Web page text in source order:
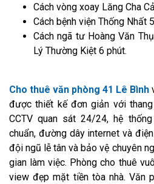
Cách vòng xoay Lăng Cha
Cách bệnh viện Thống Nhất
Cách ngã tư Hoàng Văn
Lý Thường Kiệt 6 phút.
Cho thuê văn phòng 41 Lê Bình
được thiết kế đơn giản với
CCTV quan sát 24/24, hệ
chuẩn, đường dây internet và
đội ngũ lễ tân và bảo vệ chuyên
gian làm việc. Phòng cho thuê
view đẹp mặt tiền tòa nhà. Văn